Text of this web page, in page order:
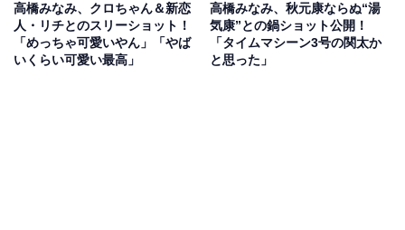
高橋みなみ、クロちゃん＆新恋
人・リチとのスリーショット！
「めっちゃ可愛いやん」「やば
いくらい可愛い最高」
高橋みなみ、秋元康ならぬ“湯
気康”との鍋ショット公開！
「タイムマシーン3号の関太か
と思った」